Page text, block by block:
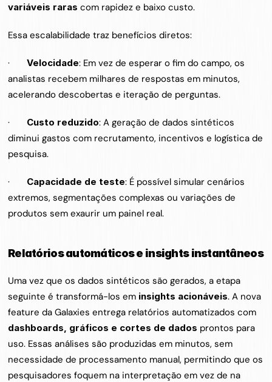
variáveis raras com rapidez e baixo custo.
Essa escalabilidade traz benefícios diretos:
· Velocidade: Em vez de esperar o fim do campo, os
analistas recebem milhares de respostas em minutos,
acelerando descobertas e iteração de perguntas.
· Custo reduzido: A geração de dados sintéticos
diminui gastos com recrutamento, incentivos e logística de
pesquisa.
· Capacidade de teste: É possível simular cenários
extremos, segmentações complexas ou variações de
produtos sem exaurir um painel real.
Relatórios automáticos e insights instantâneos
Uma vez que os dados sintéticos são gerados, a etapa
seguinte é transformá-los em insights acionáveis. A nova
dashboards, gráficos e cortes de dados prontos para
uso. Essas análises são produzidas em minutos, sem
necessidade de processamento manual, permitindo que os
pesquisadores foquem na interpretação em vez de na